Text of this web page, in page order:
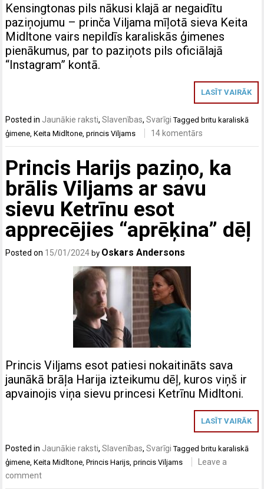
Kensingtonas pils nākusi klajā ar negaidītu
paziņojumu – prinča Viljama mīļotā sieva Keita
Midltone vairs nepildīs karaliskās ģimenes
pienākumus, par to paziņots pils oficiālajā
“Instagram” kontā.
LASĪT VAIRĀK
Posted in Jaunākie raksti,Slavenības,Svarīgi Tagged britu karaliskā
ģimene ,Keita Midltone ,princis Viljams 14 komentārs
Princis Harijs paziņo, ka
brālis Viljams ar savu
sievu Ketrīnu esot
apprecējies “aprēķina” dēļ
Posted on 15/01/2024 by Oskars Andersons
Princis Viljams esot patiesi nokaitināts sava
jaunākā brāļa Harija izteikumu dēļ, kuros viņš ir
apvainojis viņa sievu princesi Ketrīnu Midltoni.
LASĪT VAIRĀK
Posted in Jaunākie raksti,Slavenības,Svarīgi Tagged britu karaliskā
ģimene,Keita Midltone,Princis Harijs,princis Viljams
Leave a
comment